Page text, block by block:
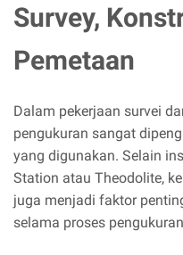
Survey,
Pemetaan
Dalam pekerjaan survei
pengukuran sangat
yang digunakan. Selain
Station atau Theodolite,
juga menjadi faktor
selama proses